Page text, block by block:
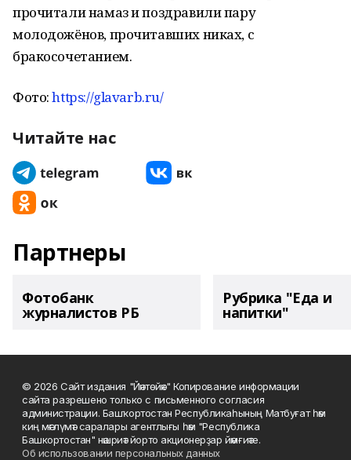
прочитали намаз и поздравили пару
молодожёнов, прочитавших никах, с
бракосочетанием.
Фото:https://glavarb.ru/
Читайте нас
Партнеры
Фотобанк
журналистов РБ
Рубрика "Еда и
напитки"
© 2026 Сайт издания "Йәнтөйәк" Копирование информации
сайта разрешено только с письменного согласия
администрации. Башҡортостан Республикаһының Матбуғат һәм
киң мәғлүмәт саралары агентлығы һәм "Республика
Башкортостан" нәшриәт йорто акционерҙар йәмғиәте.
Об использовании персональных данных